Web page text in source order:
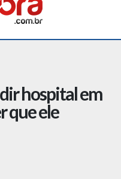
hospital em
que ele